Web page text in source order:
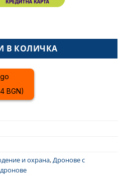
3TD + DJI Dock 2 Worry-Free Basic
В КОЛИЧКА
BGN)
и охрана,Дронове с